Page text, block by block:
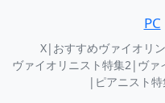
PC
X| おすすめヴァイオリ
ヴァイオリニスト特集2 | ヴァ
| ピアニスト